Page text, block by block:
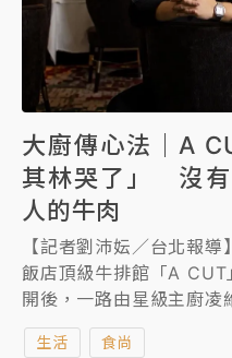
大廚傳心法｜A
其林哭了」 沒有
人的牛肉
【記者劉沛妘／台北報
飯店頂級牛排館「A
開後，一路由星級主廚
亮成績單，成年營收破億
生活 食尚